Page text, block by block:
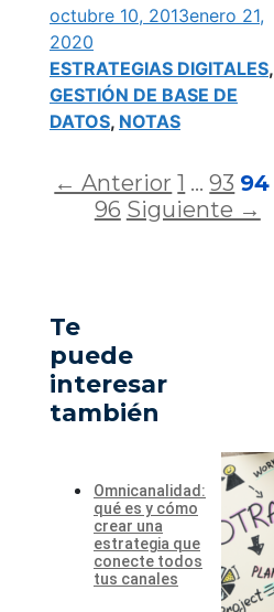
octubre 10, 2013enero 21,
2020
ESTRATEGIAS DIGITALES,
GESTIÓN DE BASE DE
DATOS, NOTAS
← Anterior 1 … 93 94
96 Siguiente →
Te
puede
interesar
también
Omnicanalidad:
qué es y cómo
crear una
estrategia que
conecte todos
tus canales